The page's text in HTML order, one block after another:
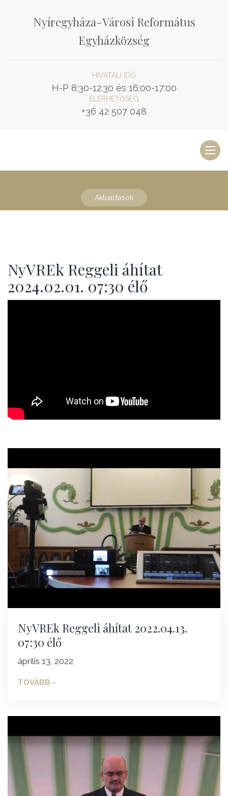
Nyíregyháza-Városi Református
Egyházközség
HIVATALI IDŐ
H-P 8:30-12:30 és 16:00-17:00
ELÉRHETŐSÉG
+36 42 507 048
Aktualitások
NyVREk Reggeli áhítat
2024.02.01. 07:30 élő
NyVREk Reggeli áhítat 2022.04.13.
07:30 élő
április 13, 2022
TOVÁBB -